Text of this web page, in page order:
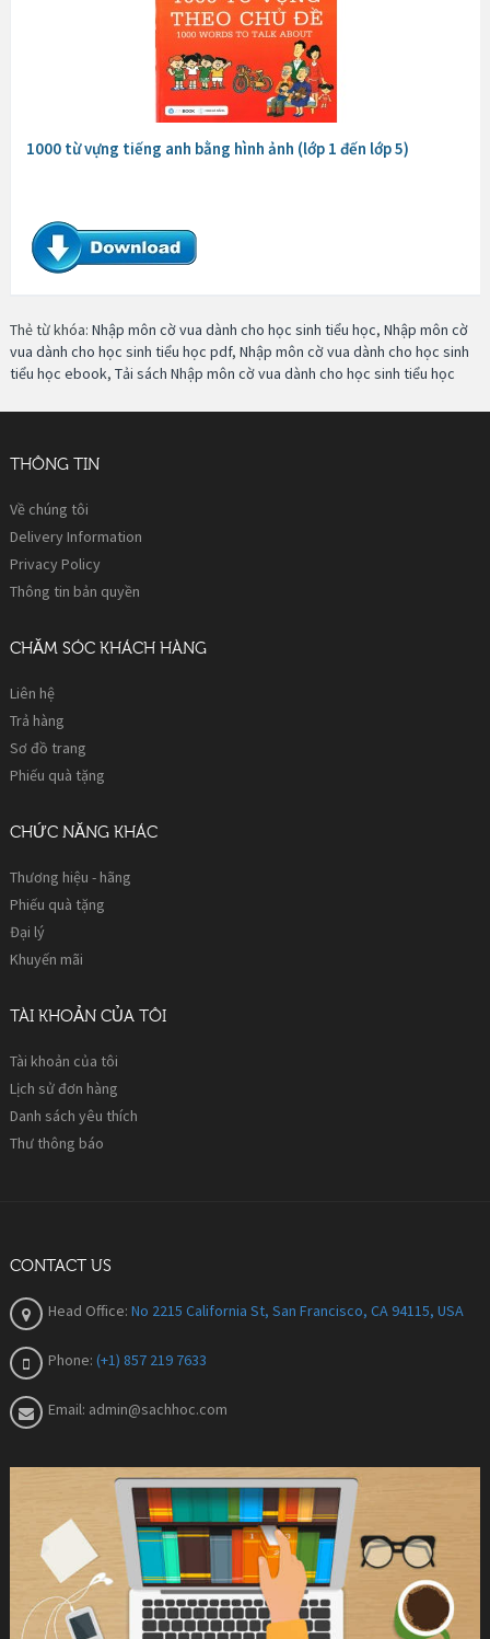
1000 từ vựng tiếng anh bằng hình ảnh (lớp 1 đến lớp 5)
Thẻ từ khóa: Nhập môn cờ vua dành cho học sinh tiểu học, Nhập môn cờ
vua dành cho học sinh tiểu học pdf, Nhập môn cờ vua dành cho học sinh
tiểu học ebook, Tải sách Nhập môn cờ vua dành cho học sinh tiểu học
THÔNG TIN
Về chúng tôi
Delivery Information
Privacy Policy
Thông tin bản quyền
CHĂM SÓC KHÁCH HÀNG
Liên hệ
Trả hàng
Sơ đồ trang
Phiếu quà tặng
CHỨC NĂNG KHÁC
Thương hiệu - hãng
Phiếu quà tặng
Đại lý
Khuyến mãi
TÀI KHOẢN CỦA TÔI
Tài khoản của tôi
Lịch sử đơn hàng
Danh sách yêu thích
Thư thông báo
CONTACT US
Head Office: No 2215 California St, San Francisco, CA 94115, USA
Phone: (+1) 857 219 7633
Email: admin@sachhoc.com